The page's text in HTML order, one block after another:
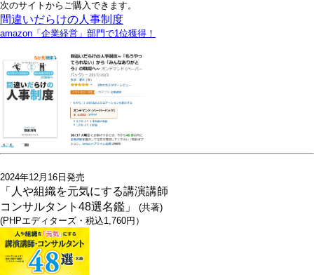
次のサイトからご購入できます。
間違いだらけの人事制度
amazon「企業経営」部門で1位獲得！
2024年12月16日発売
「人や組織を元気にする講演講師
コンサルタント48選名鑑」 (共著)
(PHPエディターズ・税込1,760円）